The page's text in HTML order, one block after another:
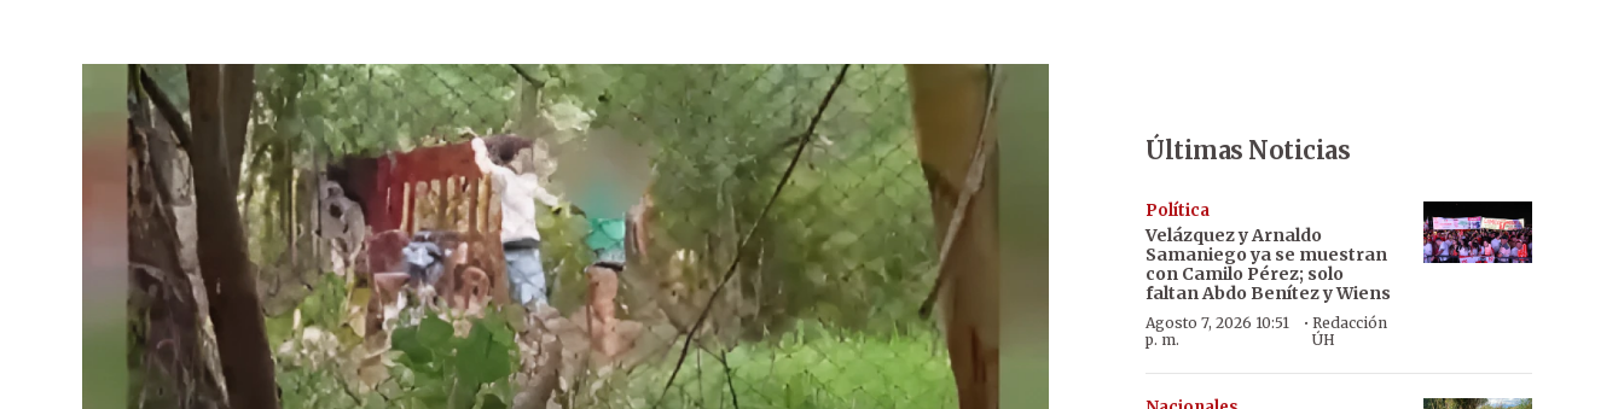
Últimas Noticias
Política
Velázquez y Arnaldo
Samaniego ya se muestran
con Camilo Pérez; solo
faltan Abdo Benítez y Wiens
Agosto 7, 2026 10:51
p. m.
·Redacción
ÚH